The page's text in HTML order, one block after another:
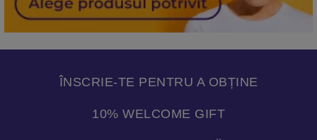
ÎNSCRIE-TE PENTRU A OBȚINE
10% WELCOME GIFT